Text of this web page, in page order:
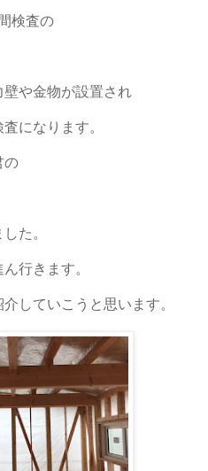
検査の
や金物が設置され
になります。
の
た。
行きます。
していこうと思います。